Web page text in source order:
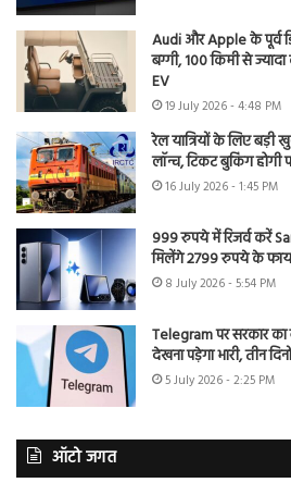
Audi और Apple के पूर्व
बग्गी, 100 किमी से
EV
19 July 2026 - 4:48 PM
रेल यात्रियों के लिए बड़ी
लॉन्च, टिकट बुकिंग
16 July 2026 - 1:45 PM
999 रुपये में रिजर्व करें
मिलेंगे 2799 रुपये के
8 July 2026 - 5:54 PM
Telegram पर सरकार
देखना पड़ेगा भारी, तीन
5 July 2026 - 2:25 PM
ऑटो जगत